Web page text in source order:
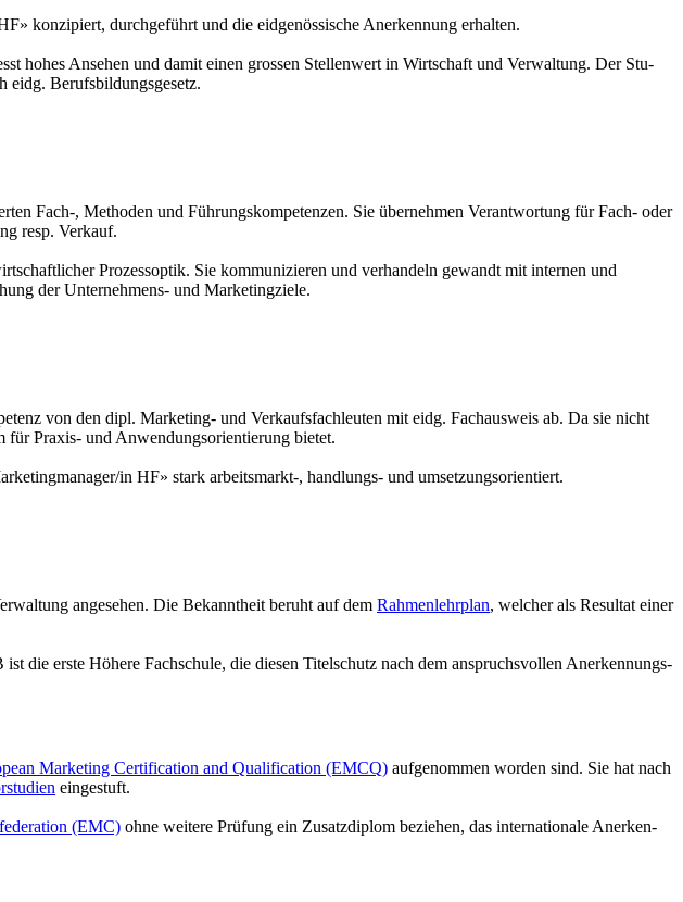
konzipiert, durch­ge­führt und die eid­ge­nös­sische An­erken­nung erhalten.
hohes Ansehen und damit einen grossen Stel­len­wert in Wirt­schaft und Ver­wal­tung. Der Stu­
eidg. Berufs­bildungs­gesetz.
Fach-, Methoden und Füh­rungs­kompe­tenzen. Sie übernehmen Verant­wortung für Fach- oder
resp. Verkauf.
Prozess­optik. Sie kommunizieren und verhandeln gewandt mit internen und
der Unter­nehmens- und Marke­ting­ziele.
von den dipl. Mark­eting- und Ver­kaufs­fachleuten mit eidg. Fachausweis ab. Da sie nicht
Praxis- und Anwen­dungs­orien­tie­rung bietet.
in HF» stark arbeit­smarkt-, handl­ungs- und um­setzungs­orientiert.
angesehen. Die Bekan­ntheit beruht auf dem Rah­men­lehr­plan, welcher als Resultat einer
die erste Höhere Fachschule, die diesen Ti­tel­schutz nach dem anspruchs­vollen Aner­ken­nungs­
Mar­ke­ting Cer­ti­fi­ca­tion and Qua­li­fi­ca­tion (EMCQ) aufgenommen worden sind. Sie hat nach
eingestuft.
(EMC) ohne weitere Prüfung ein Zu­satz­diplom beziehen, das inter­natio­nale An­erken­